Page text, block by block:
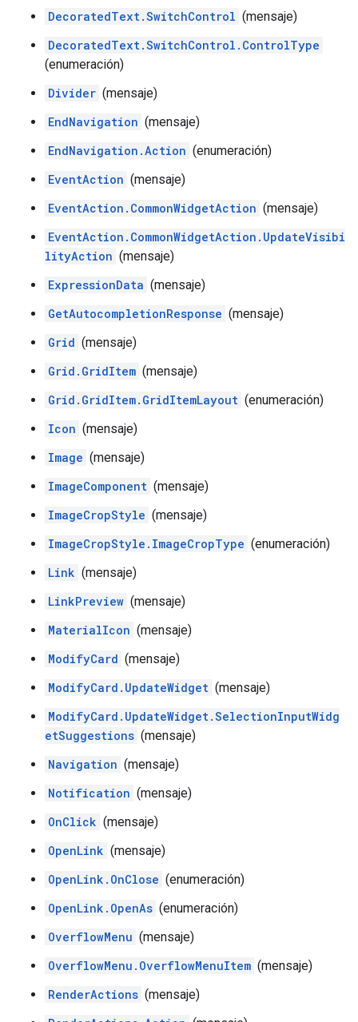
DecoratedText.SwitchControl (mensaje)
DecoratedText.SwitchControl.ControlType
(enumeración)
Divider (mensaje)
EndNavigation (mensaje)
EndNavigation.Action (enumeración)
EventAction (mensaje)
EventAction.CommonWidgetAction (mensaje)
EventAction.CommonWidgetAction.UpdateVisibi
lityAction (mensaje)
ExpressionData (mensaje)
GetAutocompletionResponse (mensaje)
Grid (mensaje)
Grid.GridItem (mensaje)
Grid.GridItem.GridItemLayout (enumeración)
Icon (mensaje)
Image (mensaje)
ImageComponent (mensaje)
ImageCropStyle (mensaje)
ImageCropStyle.ImageCropType (enumeración)
Link (mensaje)
LinkPreview (mensaje)
MaterialIcon (mensaje)
ModifyCard (mensaje)
ModifyCard.UpdateWidget (mensaje)
ModifyCard.UpdateWidget.SelectionInputWidg
etSuggestions (mensaje)
Navigation (mensaje)
Notification (mensaje)
OnClick (mensaje)
OpenLink (mensaje)
OpenLink.OnClose (enumeración)
OpenLink.OpenAs (enumeración)
OverflowMenu (mensaje)
OverflowMenu.OverflowMenuItem (mensaje)
RenderActions (mensaje)